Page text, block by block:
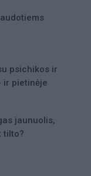
psichikos ir
ir pietinėje
jaunuolis,
tilto?